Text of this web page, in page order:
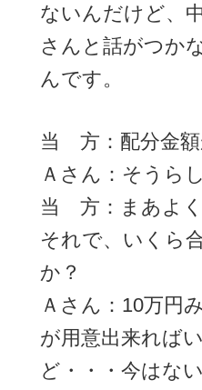
ないんだけど、
さんと話がつか
んです。
当 方：配分金額
Ａさん：そうら
当 方：まあよく
それで、いくら
か？
Ａさん：10万円
が用意出来れば
ど・・・今はな